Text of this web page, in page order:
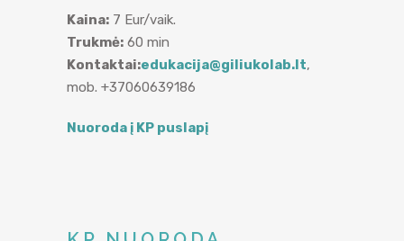
Kaina: 7 Eur/vaik.
Trukmė: 60 min
Kontaktai:edukacija@giliukolab.lt,
mob. +37060639186
Nuoroda į KP puslapį